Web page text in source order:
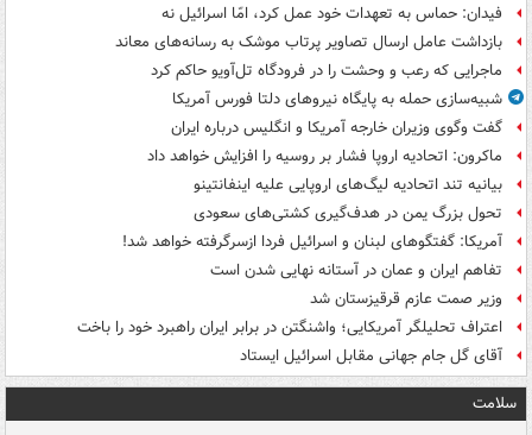
فیدان: حماس به تعهدات خود عمل کرد، امّا اسرائیل نه
بازداشت عامل ارسال تصاویر پرتاب موشک به رسانه‌های معاند
ماجرایی که رعب و وحشت را در فرودگاه تل‌آویو حاکم کرد
شبیه‌سازی حمله به پایگاه نیروهای دلتا فورس آمریکا
گفت وگوی وزیران خارجه آمریکا و انگلیس درباره ایران
ماکرون: اتحادیه اروپا فشار بر روسیه را افزایش خواهد داد
بیانیه تند اتحادیه لیگ‌های اروپایی علیه اینفانتینو
تحول بزرگ یمن در هدف‌گیری کشتی‌های سعودی
آمریکا: گفتگوهای لبنان و اسرائیل فردا ازسرگرفته خواهد شد!
تفاهم ایران و عمان در آستانه نهایی شدن است
وزیر صمت عازم قرقیزستان شد
اعتراف تحلیلگر آمریکایی؛ واشنگتن در برابر ایران راهبرد خود را باخت
آقای گل جام جهانی مقابل اسرائیل ایستاد
سلامت